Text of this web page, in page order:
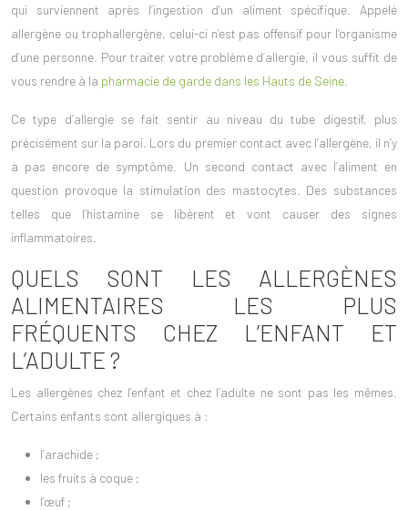
qui surviennent après l’ingestion d’un aliment spécifique. Appelé
allergène ou trophallergène, celui-ci n’est pas offensif pour l’organisme
d’une personne. Pour traiter votre problème d’allergie, il vous suffit de
vous rendre à la pharmacie de garde dans les Hauts de Seine
Ce type d’allergie se fait sentir au niveau du tube digestif, plus
précisément sur la paroi. Lors du premier contact avec l’allergène, il n’y
a pas encore de symptôme. Un second contact avec l’aliment en
question provoque la stimulation des mastocytes. Des substances
telles que l’histamine se libèrent et vont causer des signes
inflammatoires.
QUELS SONT LES ALLERGÈNES
ALIMENTAIRES LES PLUS
FRÉQUENTS CHEZ L’ENFANT ET
L’ADULTE ?
Les allergènes chez l’enfant et chez l’adulte ne sont pas les mêmes.
Certains enfants sont allergiques à :
l’arachide ;
les fruits à coque ;
l’œuf ;